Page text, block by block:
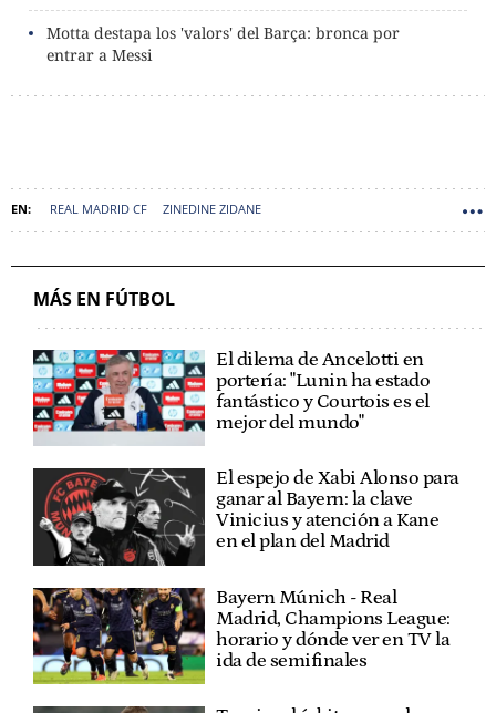
Motta destapa los 'valors' del Barça: bronca por
entrar a Messi
REAL MADRID CF ZINEDINE ZIDANE
MÁS EN FÚTBOL
El dilema de Ancelotti en
portería: "Lunin ha estado
fantástico y Courtois es el
mejor del mundo"
El espejo de Xabi Alonso para
ganar al Bayern: la clave
Vinicius y atención a Kane
en el plan del Madrid
Bayern Múnich - Real
Madrid, Champions League:
horario y dónde ver en TV la
ida de semifinales